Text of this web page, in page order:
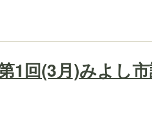
1回(3月)みよし